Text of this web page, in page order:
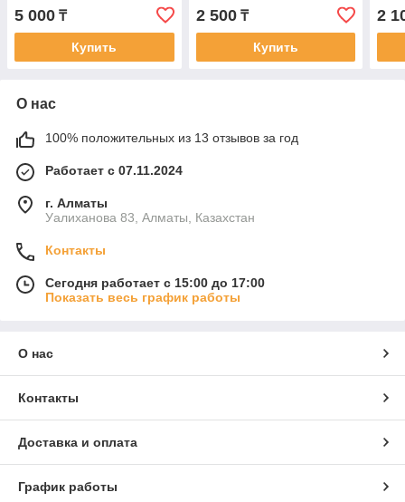
5 000 ₸
Купить
2 500₸
Купить
2
О нас
100% положительных из 13 отзывов за год
Работает с 07.11.2024
г. Алматы
Уалиханова 83, Алматы, Казахстан
Контакты
Сегодня работает с 15:00 до 17:00
Показать весь график работы
О нас
Контакты
Доставка и оплата
График работы